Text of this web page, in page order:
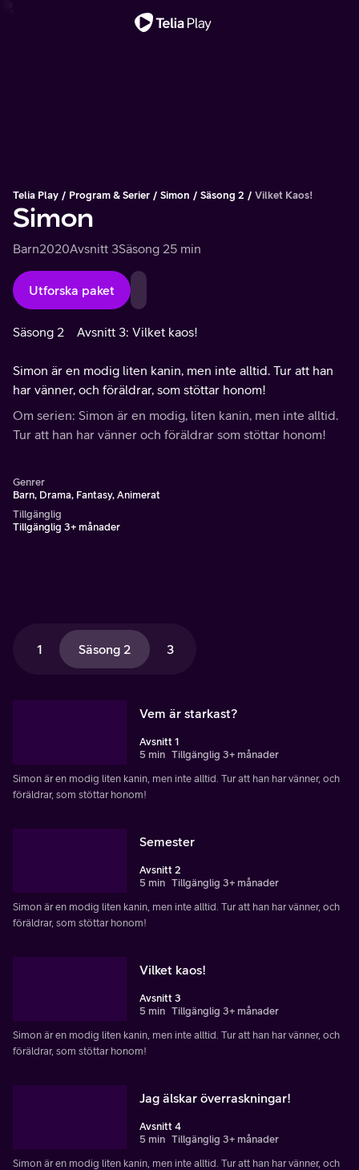
Telia Play Program & Serier Simon Säsong 2 Vilket Kaos!
Simon
Barn2020Avsnitt 3Säsong 25 min
Utforska paket
Säsong 2 Avsnitt 3: Vilket kaos!
Simon är en modig liten kanin, men inte alltid. Tur att han
har vänner, och föräldrar, som stöttar honom!
Om serien: Simon är en modig, liten kanin, men inte alltid.
Tur att han har vänner och föräldrar som stöttar honom!
Genrer
Barn, Drama, Fantasy, Animerat
Tillgänglig
Tillgänglig 3+ månader
1 Säsong 2 3
Vem är starkast?
Avsnitt 1
5 min Tillgänglig 3+ månader
Simon är en modig liten kanin, men inte alltid. Tur att han har vänner, och
föräldrar, som stöttar honom!
Semester
Avsnitt 2
5 min Tillgänglig 3+ månader
Simon är en modig liten kanin, men inte alltid. Tur att han har vänner, och
föräldrar, som stöttar honom!
Vilket kaos!
Avsnitt 3
5 min Tillgänglig 3+ månader
Simon är en modig liten kanin, men inte alltid. Tur att han har vänner, och
föräldrar, som stöttar honom!
Jag älskar överraskningar!
Avsnitt 4
5 min Tillgänglig 3+ månader
Simon är en modig liten kanin, men inte alltid. Tur att han har vänner, och